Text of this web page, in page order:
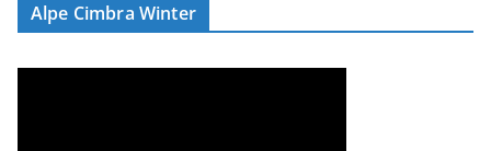
Alpe Cimbra Winter